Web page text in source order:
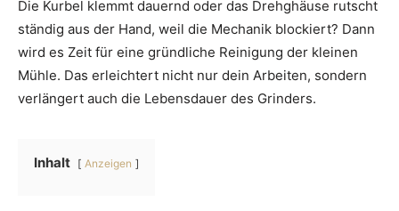
Die Kurbel klemmt dauernd oder das Drehghäuse rutscht
ständig aus der Hand, weil die Mechanik blockiert? Dann
wird es Zeit für eine gründliche Reinigung der kleinen
Mühle. Das erleichtert nicht nur dein Arbeiten, sondern
verlängert auch die Lebensdauer des Grinders.
Inhalt Anzeigen